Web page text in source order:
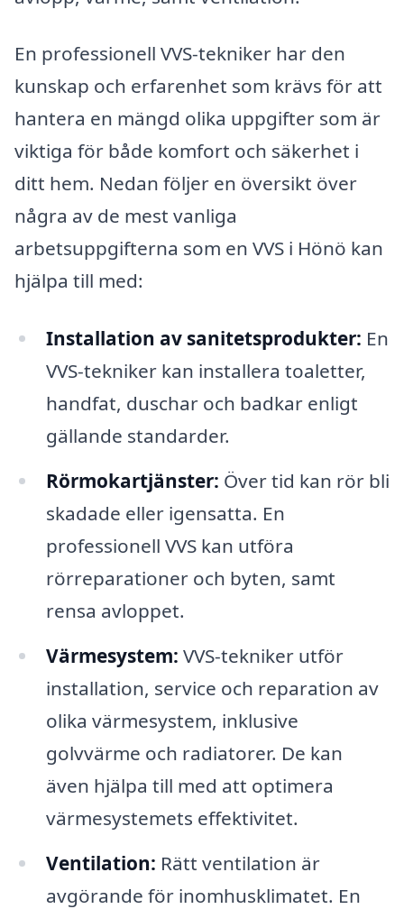
En professionell VVS-tekniker har den
kunskap och erfarenhet som krävs för att
hantera en mängd olika uppgifter som är
viktiga för både komfort och säkerhet i
ditt hem. Nedan följer en översikt över
några av de mest vanliga
arbetsuppgifterna som en VVS i Hönö kan
hjälpa till med:
Installation av sanitetsprodukter: En
VVS-tekniker kan installera toaletter,
handfat, duschar och badkar enligt
gällande standarder.
Rörmokartjänster: Över tid kan rör bli
skadade eller igensatta. En
professionell VVS kan utföra
rörreparationer och byten, samt
rensa avloppet.
Värmesystem: VVS-tekniker utför
installation, service och reparation av
olika värmesystem, inklusive
golvvärme och radiatorer. De kan
även hjälpa till med att optimera
värmesystemets effektivitet.
Ventilation: Rätt ventilation är
avgörande för inomhusklimatet. En